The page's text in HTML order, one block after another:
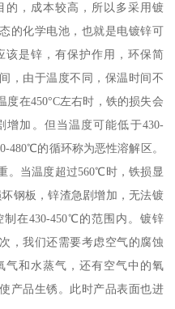
，成本较高，所以多采用镀
的化学电池，也就是电镀锌可
该是锌，有保护作用，环保简
，由于温度不同，保温时间不
在450°C左右时，铁的损失会
增加。但当温度可能低于430-
480℃的循环称为恶性溶解区。
。当温度超过560℃时，铁损显
钢板，锌渣急剧增加，无法镀
在430-450℃的范围内。镀锌
，我们还需要考虑空气的腐蚀
和水蒸气，还有空气中的氧
产品生锈。此时产品表面也进